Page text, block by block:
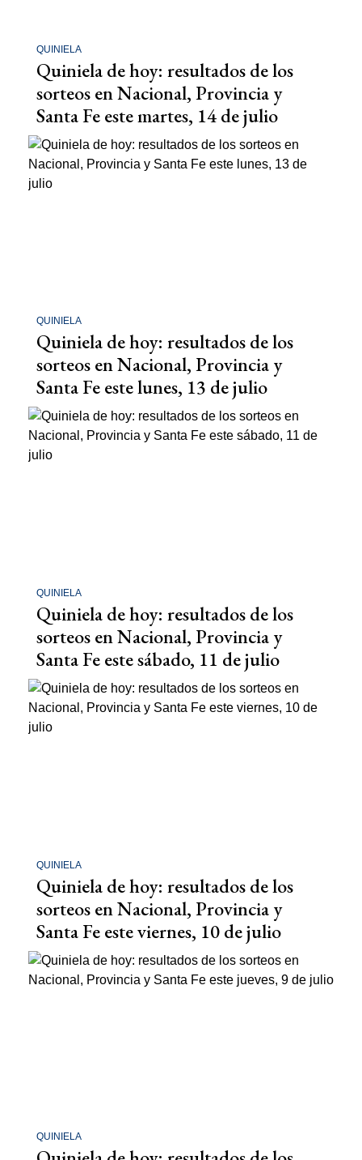
QUINIELA
Quiniela de hoy: resultados de los
sorteos en Nacional, Provincia y
Santa Fe este martes, 14 de julio
QUINIELA
Quiniela de hoy: resultados de los
sorteos en Nacional, Provincia y
Santa Fe este lunes, 13 de julio
QUINIELA
Quiniela de hoy: resultados de los
sorteos en Nacional, Provincia y
Santa Fe este sábado, 11 de julio
QUINIELA
Quiniela de hoy: resultados de los
sorteos en Nacional, Provincia y
Santa Fe este viernes, 10 de julio
QUINIELA